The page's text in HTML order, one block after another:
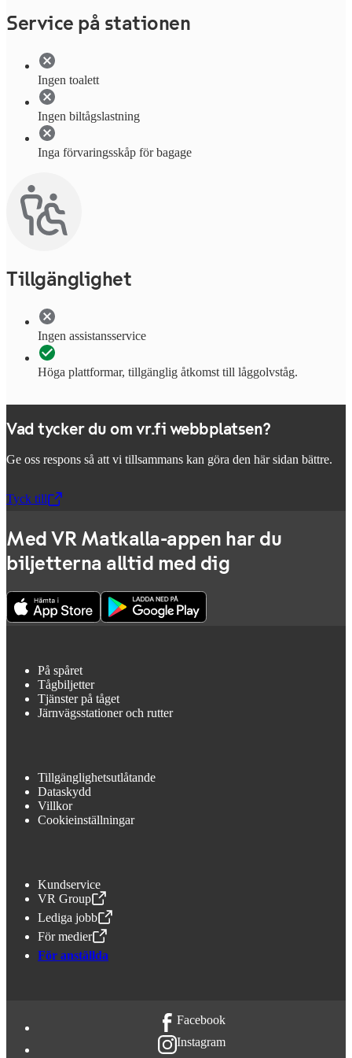
Service på stationen
Ingen toalett
Ingen biltågslastning
Inga förvaringsskåp för bagage
Tillgänglighet
Ingen assistansservice
Höga plattformar, tillgänglig åtkomst till låggolvståg.
Vad tycker du om vr.fi webbplatsen?
Ge oss respons så att vi tillsammans kan göra den här sidan bättre.
Tyck till
,Öppnas i en ny flik
Med VR Matkalla-appen har du
biljetterna alltid med dig
På spåret
Tågbiljetter
Tjänster på tåget
Järnvägsstationer och rutter
Tillgänglighetsutlåtande
Dataskydd
Villkor
Cookieinställningar
Kundservice
VR Group
,Öppnas i en ny flik
Lediga jobb
,Öppnas i en ny flik
För medier
,Öppnas i en ny flik
För anställda
Facebook
Instagram